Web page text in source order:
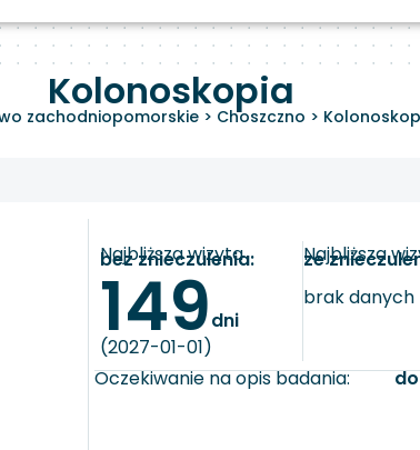
Kolonoskopia
zachodniopomorskie> Choszczno >
Najbliższa wizyta
bez znieczulenia:
149dni
(2027-01-01)
Najbliższa
ze
brak danych
Oczekiwanie na opis badania: